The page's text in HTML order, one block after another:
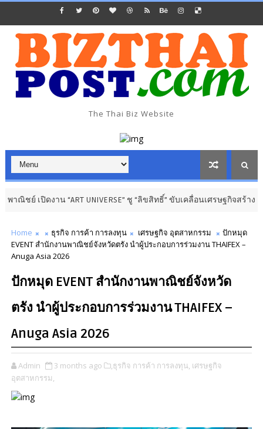
The Thai Biz Website
เปิดงาน “ART UNIVERSE” ชู “ลิขสิทธิ์” ขับเคลื่อนเศรษฐกิจสร้างสรรค์
Home ​​ธุรกิจ การค้า การลงทุน​ เศรษฐกิจ อุตสาหกรรม
ปักหมุด
EVENT สำนักงานพาณิชย์จังหวัดตรัง นำผู้ประกอบการร่วมงาน THAIFEX –
Anuga Asia 2026
ปักหมุด EVENT สำนักงานพาณิชย์จังหวัด
ตรัง นำผู้ประกอบการร่วมงาน THAIFEX –
Anuga Asia 2026
Admin 3 months ago ​,​​ธุรกิจ การค้า การลงทุน​, เศรษฐกิจ
อุตสาหกรรม,